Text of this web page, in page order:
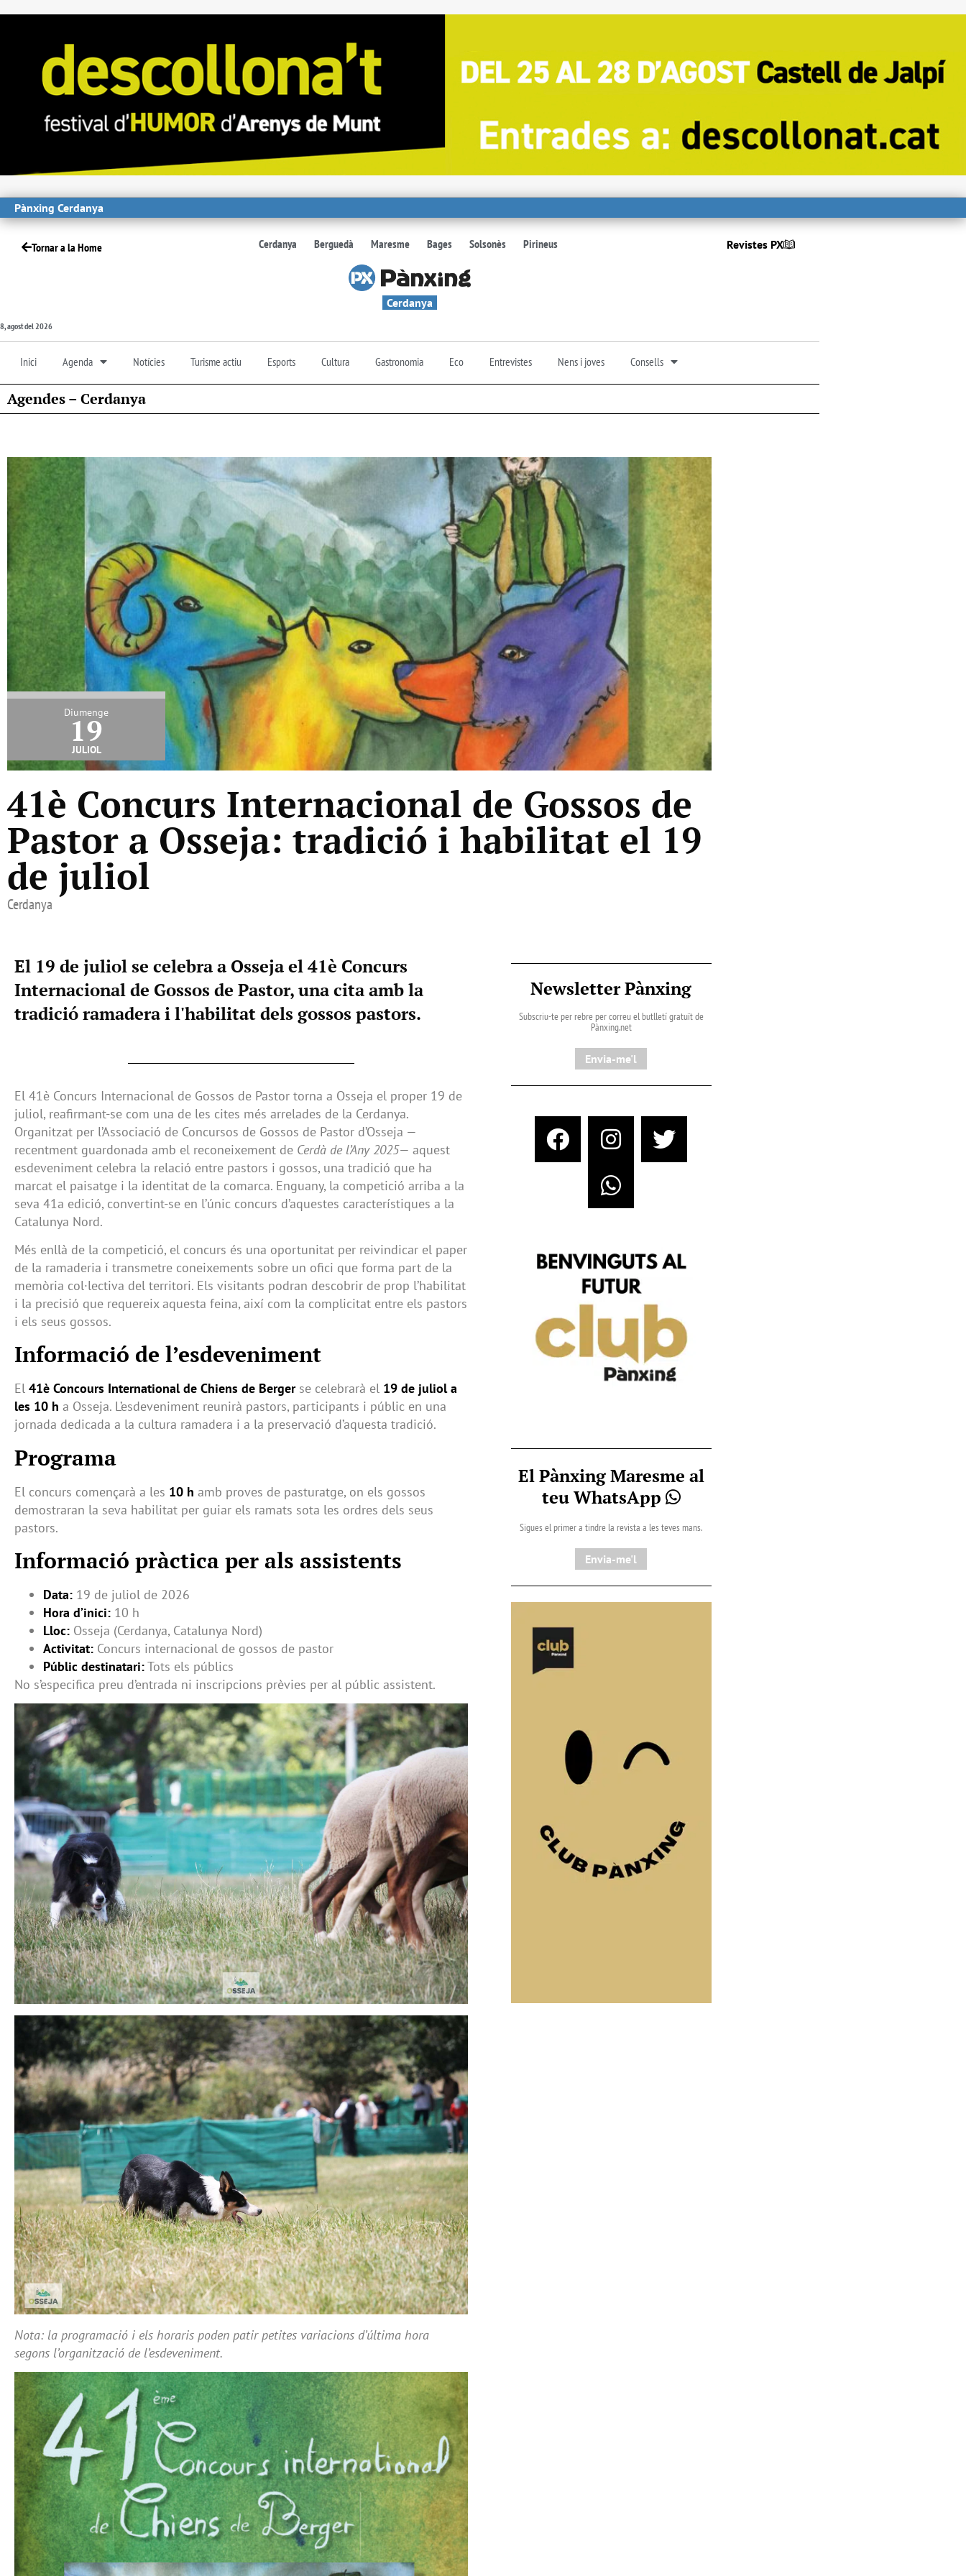
Pànxing Cerdanya
Tornar a la Home Cerdanya Berguedà Maresme Bages Solsonès Pirineus Revistes PX
Cerdanya
8, agost del 2026
Inici Agenda Notícies Turisme actiu Esports Cultura Gastronomia Eco Entrevistes Nens i joves Consells
Agendes – Cerdanya
Diumenge
19
juliol
41è Concurs Internacional de Gossos de
Pastor a Osseja: tradició i habilitat el 19
de juliol
Cerdanya
El 19 de juliol se celebra a Osseja el 41è Concurs
Internacional de Gossos de Pastor, una cita amb la
tradició ramadera i l'habilitat dels gossos pastors.
El 41è Concurs Internacional de Gossos de Pastor torna a Osseja el proper 19 de
juliol, reafirmant-se com una de les cites més arrelades de la Cerdanya.
Organitzat per l’Associació de Concursos de Gossos de Pastor d’Osseja —
recentment guardonada amb el reconeixement de Cerdà de l’Any 2025— aquest
esdeveniment celebra la relació entre pastors i gossos, una tradició que ha
marcat el paisatge i la identitat de la comarca. Enguany, la competició arriba a la
seva 41a edició, convertint-se en l’únic concurs d’aquestes característiques a la
Catalunya Nord.
Més enllà de la competició, el concurs és una oportunitat per reivindicar el paper
de la ramaderia i transmetre coneixements sobre un ofici que forma part de la
memòria col·lectiva del territori. Els visitants podran descobrir de prop l’habilitat
i la precisió que requereix aquesta feina, així com la complicitat entre els pastors
i els seus gossos.
Informació de l’esdeveniment
El 41è Concours International de Chiens de Bergerse celebrarà el 19 de juliol a
les 10 h a Osseja. L’esdeveniment reunirà pastors, participants i públic en una
jornada dedicada a la cultura ramadera i a la preservació d’aquesta tradició.
Programa
El concurs començarà a les 10 h amb proves de pasturatge, on els gossos
demostraran la seva habilitat per guiar els ramats sota les ordres dels seus
pastors.
Informació pràctica per als assistents
Data: 19 de juliol de 2026
Hora d’inici: 10 h
Lloc: Osseja (Cerdanya, Catalunya Nord)
Activitat: Concurs internacional de gossos de pastor
Públic destinatari:Tots els públics
No s’especifica preu d’entrada ni inscripcions prèvies per al públic assistent.
Nota: la programació i els horaris poden patir petites variacions d’última hora
segons l’organització de l’esdeveniment.
Newsletter Pànxing
Subscriu-te per rebre per correu el butlletí gratuït de
Pànxing.net​
Envia-me'l
El Pànxing Maresme al
teu WhatsApp
Sigues el primer a tindre la revista a les teves mans.
Envia-me'l